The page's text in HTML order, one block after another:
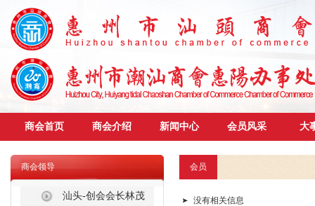
商会首页 商会介绍 新闻中心 会员风采 大
商会领导
汕头-创会会长林茂
会员
没有相关信息